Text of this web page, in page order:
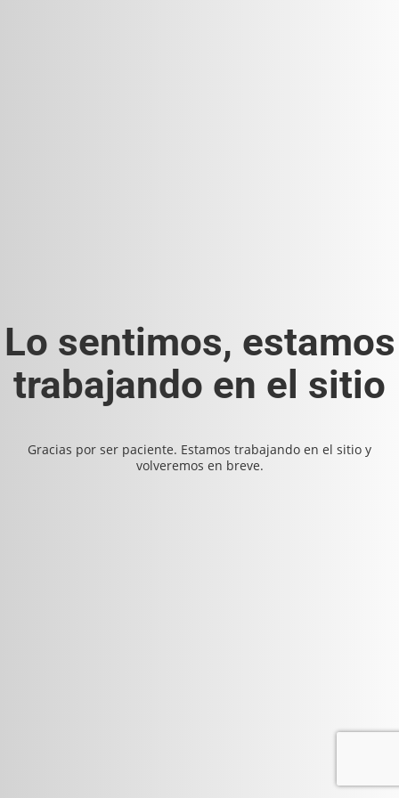
Lo sentimos, estamos
trabajando en el sitio
Gracias por ser paciente. Estamos trabajando en el sitio y
volveremos en breve.